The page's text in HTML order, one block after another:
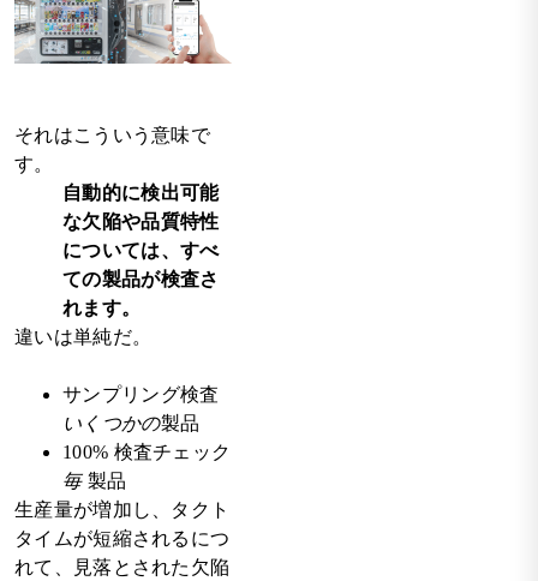
それはこういう意味で
す。
自動的に検出可能
な欠陥や品質特性
については、すべ
ての製品が検査さ
れます。
違いは単純だ。
サンプリング検査
いくつかの製品
100% 検査チェック
毎製品
生産量が増加し、タクト
タイムが短縮されるにつ
れて、見落とされた欠陥